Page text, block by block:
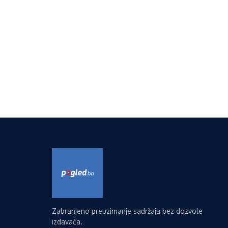
Zabranjeno preuzimanje sadržaja bez dozvole
izdavača.